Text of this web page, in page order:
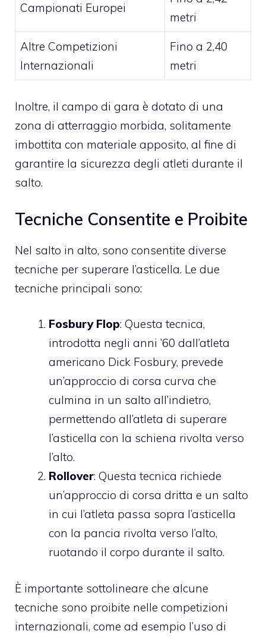
Campionati Europei
metri
Altre Competizioni
Internazionali
Fino a 2,40
metri
Inoltre, il campo di gara è dotato di una
zona di atterraggio morbida, solitamente
imbottita con materiale apposito, al fine di
garantire la sicurezza degli atleti durante il
salto.
Tecniche Consentite e Proibite
Nel salto in alto, sono consentite diverse
tecniche per superare l’asticella. Le due
tecniche principali sono:
Fosbury Flop: Questa tecnica,
introdotta negli anni ’60 dall’atleta
americano Dick Fosbury, prevede
un’approccio di corsa curva che
culmina in un salto all’indietro,
permettendo all’atleta di superare
l’asticella con la schiena rivolta verso
l’alto.
Rollover: Questa tecnica richiede
un’approccio di corsa dritta e un salto
in cui l’atleta passa sopra l’asticella
con la pancia rivolta verso l’alto,
ruotando il corpo durante il salto.
È importante sottolineare che alcune
tecniche sono proibite nelle competizioni
internazionali, come ad esempio l’uso di